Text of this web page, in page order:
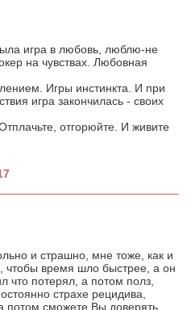
игра в любовь, люблю-не
на чувствах. Любовная
Игры инстинкта. И при
игра закончилась - своих
отгорюйте. И живите
и страшно, мне тоже, как и
чтобы время шло быстрее, а он
что потерял, а потом полз,
страхе рецидива,
потом сможете Вы доверять